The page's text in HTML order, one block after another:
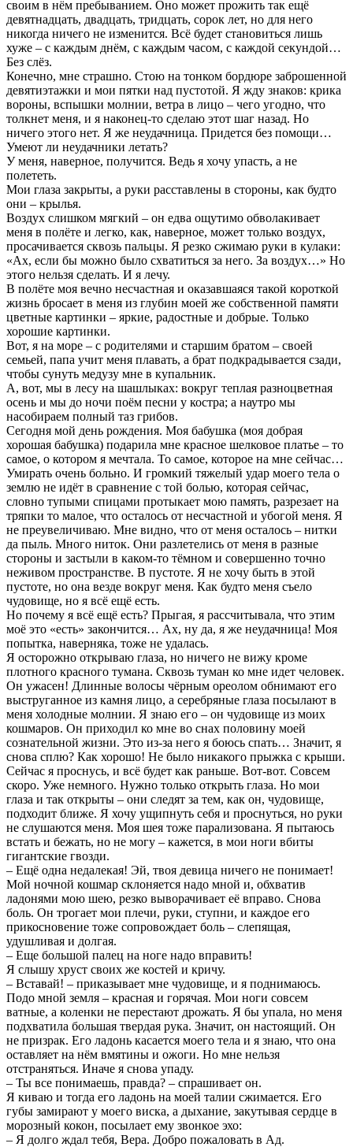
своим в нём пребыванием. Оно может прожить так ещё
девятнадцать, двадцать, тридцать, сорок лет, но для него
никогда ничего не изменится. Всё будет становиться лишь
хуже – с каждым днём, с каждым часом, с каждой секундой…
Без слёз.
Конечно, мне страшно. Стою на тонком бордюре заброшенной
девятиэтажки и мои пятки над пустотой. Я жду знаков: крика
вороны, вспышки молнии, ветра в лицо – чего угодно, что
толкнет меня, и я наконец-то сделаю этот шаг назад. Но
ничего этого нет. Я же неудачница. Придется без помощи…
Умеют ли неудачники летать?
У меня, наверное, получится. Ведь я хочу упасть, а не
полететь.
Мои глаза закрыты, а руки расставлены в стороны, как будто
они – крылья.
Воздух слишком мягкий – он едва ощутимо обволакивает
меня в полёте и легко, как, наверное, может только воздух,
просачивается сквозь пальцы. Я резко сжимаю руки в кулаки:
«Ах, если бы можно было схватиться за него. За воздух…» Но
этого нельзя сделать. И я лечу.
В полёте моя вечно несчастная и оказавшаяся такой короткой
жизнь бросает в меня из глубин моей же собственной памяти
цветные картинки – яркие, радостные и добрые. Только
хорошие картинки.
Вот, я на море – с родителями и старшим братом – своей
семьей, папа учит меня плавать, а брат подкрадывается сзади,
чтобы сунуть медузу мне в купальник.
А, вот, мы в лесу на шашлыках: вокруг теплая разноцветная
осень и мы до ночи поём песни у костра; а наутро мы
насобираем полный таз грибов.
Сегодня мой день рождения. Моя бабушка (моя добрая
хорошая бабушка) подарила мне красное шелковое платье – то
самое, о котором я мечтала. То самое, которое на мне сейчас…
Умирать очень больно. И громкий тяжелый удар моего тела о
землю не идёт в сравнение с той болью, которая сейчас,
словно тупыми спицами протыкает мою память, разрезает на
тряпки то малое, что осталось от несчастной и убогой меня. Я
не преувеличиваю. Мне видно, что от меня осталось – нитки
да пыль. Много ниток. Они разлетелись от меня в разные
стороны и застыли в каком-то тёмном и совершенно точно
неживом пространстве. В пустоте. Я не хочу быть в этой
пустоте, но она везде вокруг меня. Как будто меня съело
чудовище, но я всё ещё есть.
Но почему я всё ещё есть? Прыгая, я рассчитывала, что этим
моё это «есть» закончится… Ах, ну да, я же неудачница! Моя
попытка, наверняка, тоже не удалась.
Я осторожно открываю глаза, но ничего не вижу кроме
плотного красного тумана. Сквозь туман ко мне идет человек.
Он ужасен! Длинные волосы чёрным ореолом обнимают его
выструганное из камня лицо, а серебряные глаза посылают в
меня холодные молнии. Я знаю его – он чудовище из моих
кошмаров. Он приходил ко мне во снах половину моей
сознательной жизни. Это из-за него я боюсь спать… Значит, я
снова сплю? Как хорошо! Не было никакого прыжка с крыши.
Сейчас я проснусь, и всё будет как раньше. Вот-вот. Совсем
скоро. Уже немного. Нужно только открыть глаза. Но мои
глаза и так открыты – они следят за тем, как он, чудовище,
подходит ближе. Я хочу ущипнуть себя и проснуться, но руки
не слушаются меня. Моя шея тоже парализована. Я пытаюсь
встать и бежать, но не могу – кажется, в мои ноги вбиты
гигантские гвозди.
– Ещё одна недалекая! Эй, твоя девица ничего не понимает!
Мой ночной кошмар склоняется надо мной и, обхватив
ладонями мою шею, резко выворачивает её вправо. Снова
боль. Он трогает мои плечи, руки, ступни, и каждое его
прикосновение тоже сопровождает боль – слепящая,
удушливая и долгая.
– Еще большой палец на ноге надо вправить!
Я слышу хруст своих же костей и кричу.
– Вставай! – приказывает мне чудовище, и я поднимаюсь.
Подо мной земля – красная и горячая. Мои ноги совсем
ватные, а коленки не перестают дрожать. Я бы упала, но меня
подхватила большая твердая рука. Значит, он настоящий. Он
не призрак. Его ладонь касается моего тела и я знаю, что она
оставляет на нём вмятины и ожоги. Но мне нельзя
отстраняться. Иначе я снова упаду.
– Ты все понимаешь, правда? – спрашивает он.
Я киваю и тогда его ладонь на моей талии сжимается. Его
губы замирают у моего виска, а дыхание, закутывая сердце в
морозный кокон, посылает ему звонкое эхо:
– Я долго ждал тебя, Вера. Добро пожаловать в Ад.